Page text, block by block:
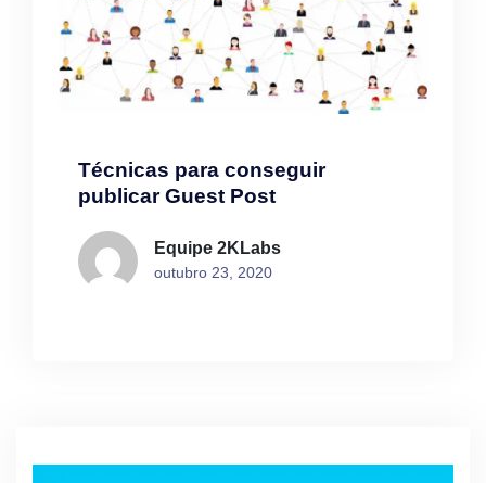
Técnicas para conseguir
publicar Guest Post
Equipe 2KLabs
outubro 23, 2020